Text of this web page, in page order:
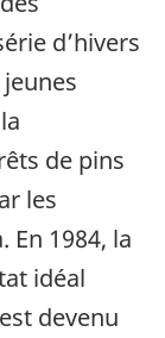
d’hivers
de pins
les
1984, la
idéal
devenu